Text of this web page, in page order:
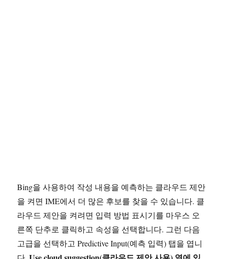
Bing을 사용하여 작성 내용을 예측하는 클라우드 제안
을 켜면 IME에서 더 많은 후보를 찾을 수 있습니다. 클
라우드 제안을 켜려면 입력 방법 표시기를 마우스 오
른쪽 단추로 클릭하고 속성을 선택합니다. 그런 다음
고급을 선택하고 Predictive Input(예측 입력) 탭을 엽니